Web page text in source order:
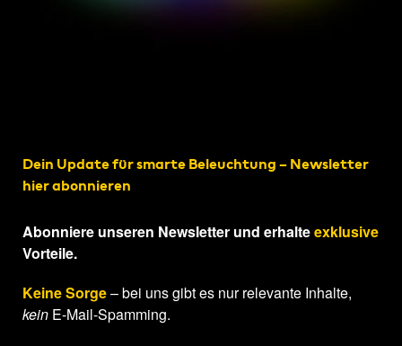
Dein Update für smarte Beleuchtung – Newsletter
hier abonnieren
Abonniere unseren Newsletter und erhalteexklusive
Vorteile.
Keine Sorge– bei uns gibt es nur relevante Inhalte,
kein E-Mail-Spamming.